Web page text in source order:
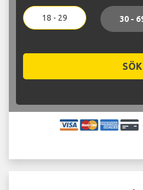
18 - 29 30 -
SÖK